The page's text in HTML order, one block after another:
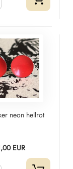
neon hellrot
EUR